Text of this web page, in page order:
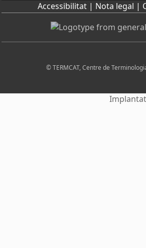
Accessibilitat | Nota legal |
© TERMCAT, Centre de